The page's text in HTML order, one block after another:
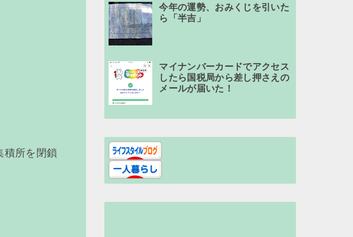
積所を閉鎖
今年の運勢、おみくじを引いた
ら「半吉」
マイナンバーカードでアクセス
したら国税局から差し押さえの
メールが届いた！